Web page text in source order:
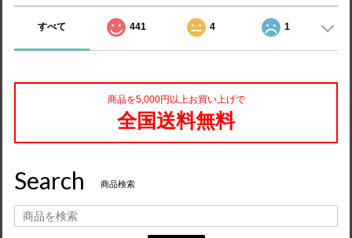
すべて 441 4 1
商品を5,000円以上お買い上げで
全国送料無料
Search 商品検索